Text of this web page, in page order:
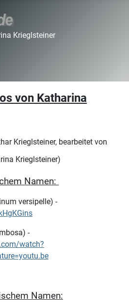
Krieglsteiner
von Katharina
Krieglsteiner, bearbeitet von
Krieglsteiner)
Namen:
versipelle) -
-
watch?
Namen: